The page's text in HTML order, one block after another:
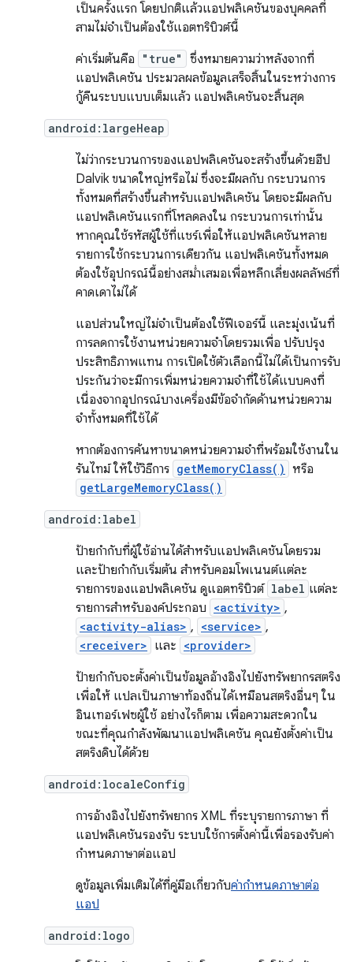
เป็นครั้งแรก โดยปกติแล้วแอปพลิเคชันของบุคคลที่
สามไม่จำเป็นต้องใช้แอตทริบิวต์นี้
ค่าเริ่มต้นคือ
"true"
ซึ่งหมายความว่าหลังจากที่
แอปพลิเคชัน ประมวลผลข้อมูลเสร็จสิ้นในระหว่างการ
กู้คืนระบบแบบเต็มแล้ว แอปพลิเคชันจะสิ้นสุด
android:largeHeap
ไม่ว่ากระบวนการของแอปพลิเคชันจะสร้างขึ้นด้วยฮีป
Dalvik ขนาดใหญ่หรือไม่ ซึ่งจะมีผลกับ กระบวนการ
ทั้งหมดที่สร้างขึ้นสำหรับแอปพลิเคชัน โดยจะมีผลกับ
แอปพลิเคชันแรกที่โหลดลงใน กระบวนการเท่านั้น
หากคุณใช้รหัสผู้ใช้ที่แชร์เพื่อให้แอปพลิเคชันหลาย
รายการใช้กระบวนการเดียวกัน แอปพลิเคชันทั้งหมด
ต้องใช้อุปกรณ์นี้อย่างสม่ำเสมอเพื่อหลีกเลี่ยงผลลัพธ์ที่
คาดเดาไม่ได้
แอปส่วนใหญ่ไม่จำเป็นต้องใช้ฟีเจอร์นี้ และมุ่งเน้นที่
การลดการใช้งานหน่วยความจำโดยรวมเพื่อ ปรับปรุง
ประสิทธิภาพแทน การเปิดใช้ตัวเลือกนี้ไม่ได้เป็นการรับ
ประกันว่าจะมีการเพิ่มหน่วยความจำที่ใช้ได้แบบคงที่
เนื่องจากอุปกรณ์บางเครื่องมีข้อจำกัดด้านหน่วยความ
จำทั้งหมดที่ใช้ได้
หากต้องการค้นหาขนาดหน่วยความจำที่พร้อมใช้งานใน
รันไทม์ ให้ใช้วิธีการ getMemoryClass() หรือ
getLargeMemoryClass()
android:label
ป้ายกำกับที่ผู้ใช้อ่านได้สำหรับแอปพลิเคชันโดยรวม
และป้ายกำกับเริ่มต้น สำหรับคอมโพเนนต์แต่ละ
รายการของแอปพลิเคชัน ดูแอตทริบิวต์ label แต่ละ
รายการสำหรับองค์ประกอบ <activity> ,
<activity-alias> , <service> ,
<receiver> และ <provider>
ป้ายกำกับจะตั้งค่าเป็นข้อมูลอ้างอิงไปยังทรัพยากรสตริง
เพื่อให้ แปลเป็นภาษาท้องถิ่นได้เหมือนสตริงอื่นๆ ใน
อินเทอร์เฟซผู้ใช้ อย่างไรก็ตาม เพื่อความสะดวกใน
ขณะที่คุณกำลังพัฒนาแอปพลิเคชัน คุณยังตั้งค่าเป็น
สตริงดิบได้ด้วย
android:localeConfig
การอ้างอิงไปยังทรัพยากร XML ที่ระบุรายการภาษา ที่
แอปพลิเคชันรองรับ ระบบใช้การตั้งค่านี้เพื่อรองรับค่า
กำหนดภาษาต่อแอป
ดูข้อมูลเพิ่มเติมได้ที่คู่มือเกี่ยวกับค่ากำหนดภาษาต่อ
แอป
android:logo